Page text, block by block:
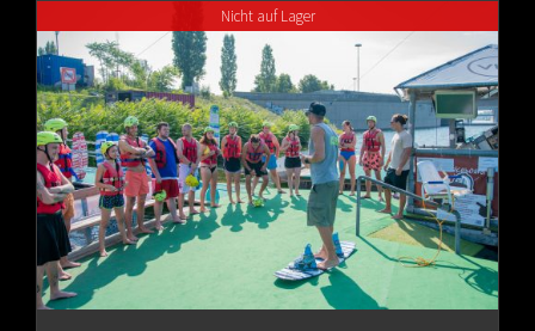
€80.00
Nicht auf Lager